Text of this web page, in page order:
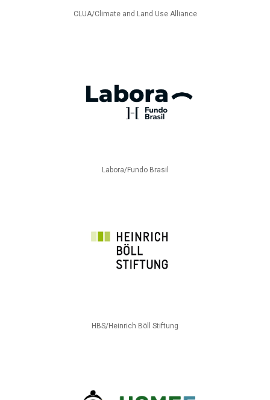
CLUA/Climate and Land Use Alliance
Labora/Fundo Brasil
HBS/Heinrich Böll Stiftung